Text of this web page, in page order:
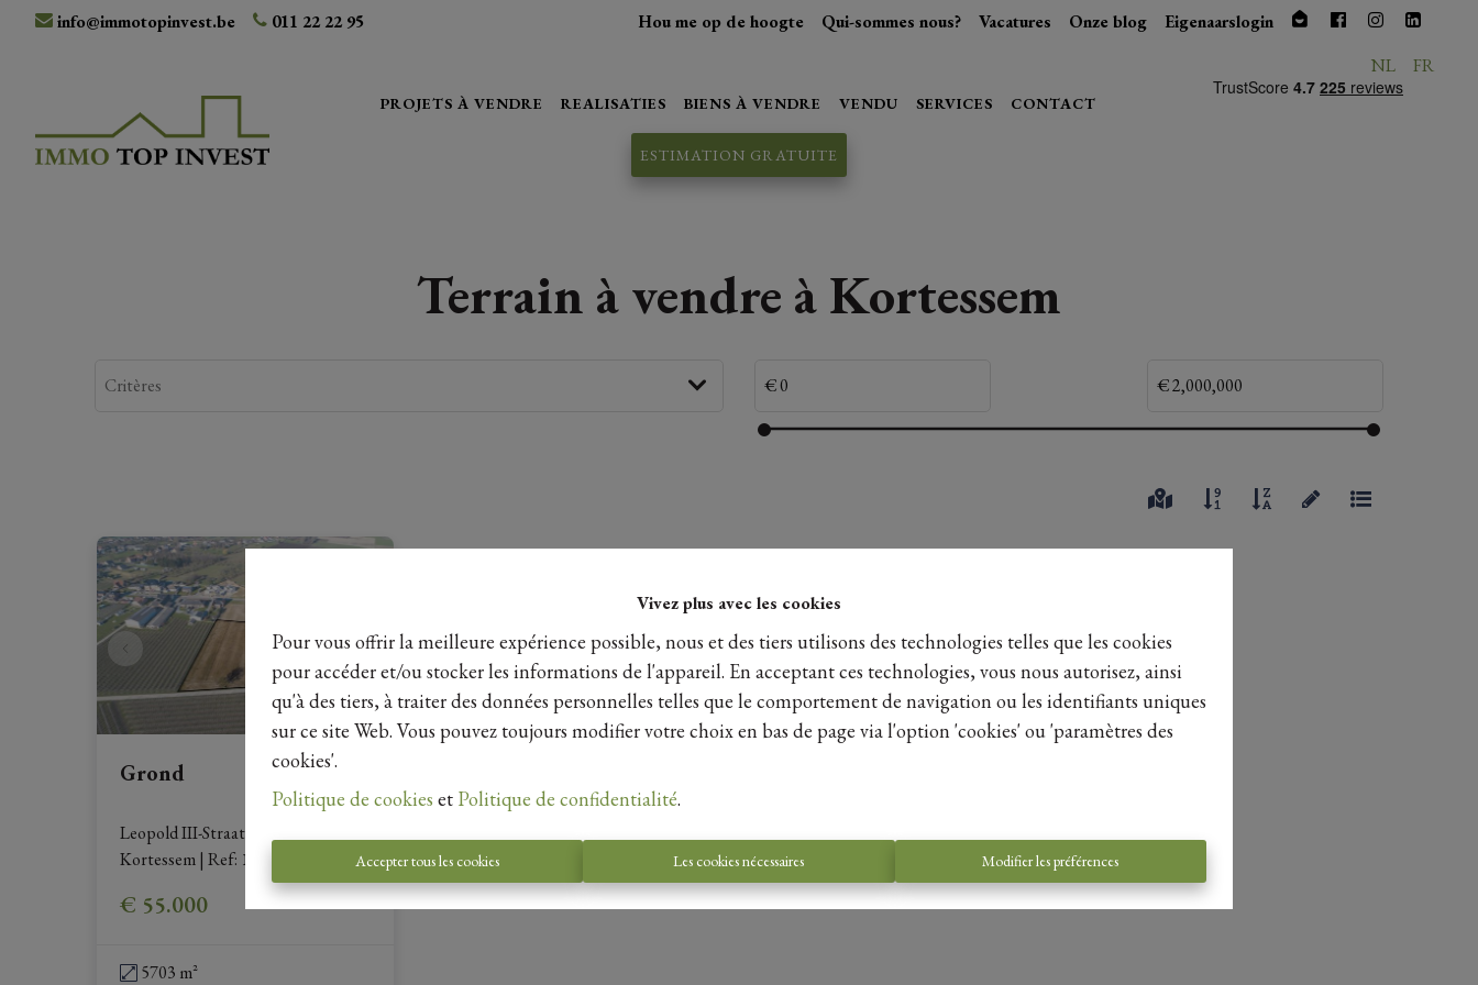
Vivez plus avec les cookies
Pour vous offrir la meilleure expérience possible, nous et des tiers utilisons des technologies telles que les cookies
pour accéder et/ou stocker les informations de l'appareil. En acceptant ces technologies, vous nous autorisez, ainsi
qu'à des tiers, à traiter des données personnelles telles que le comportement de navigation ou les identifiants uniques
sur ce site Web. Vous pouvez toujours modifier votre choix en bas de page via l'option 'cookies' ou 'paramètres des
cookies'.
Politique de cookies et Politique de confidentialité.
Accepter tous les cookies Les cookies nécessaires Modifier les préférences
info@immotopinvest.be 011 22 22 95 Hou me op de hoogte Qui-sommes nous? Vacatures Onze blog Eigenaarslogin
PROJETS À VENDRE REALISATIES BIENS À VENDRE VENDU SERVICES CONTACT
ESTIMATION GRATUITE
NL FR
Terrain à vendre à Kortessem
Grond
Leopold III-Straat , 3720
Kortessem | Ref: 18642
€ 55.000
5703 m²